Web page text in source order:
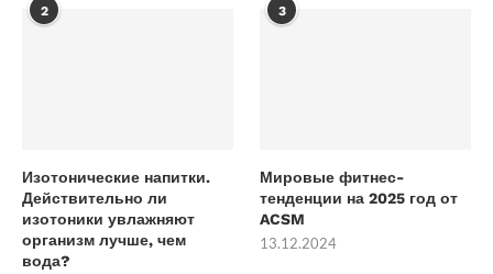
2
Изотонические напитки.
Действительно ли
изотоники увлажняют
организм лучше, чем
вода?
3
Мировые фитнес-
тенденции на 2025 год от
ACSM
13.12.2024